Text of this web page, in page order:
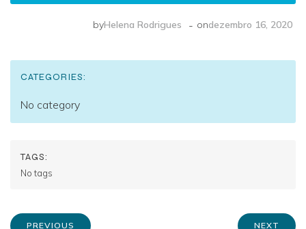
byHelena Rodrigues - ondezembro 16, 2020
CATEGORIES:
No category
TAGS:
No tags
PREVIOUS NEXT